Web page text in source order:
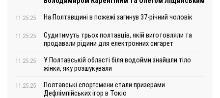
11.25.25 На Полтавщині в пожежі загинув 37-річний чоловік
11.25.25
Судитимуть трьох полтавців, якій виготовляли та
продавали рідини для електронних сигарет
11.25.25
У Полтавській області біля водойми знайшли тіло
жінки, яку розшукували
11.25.25
Полтавські спортсмени стали призерами
Дефлімпійських ігор в Токіо